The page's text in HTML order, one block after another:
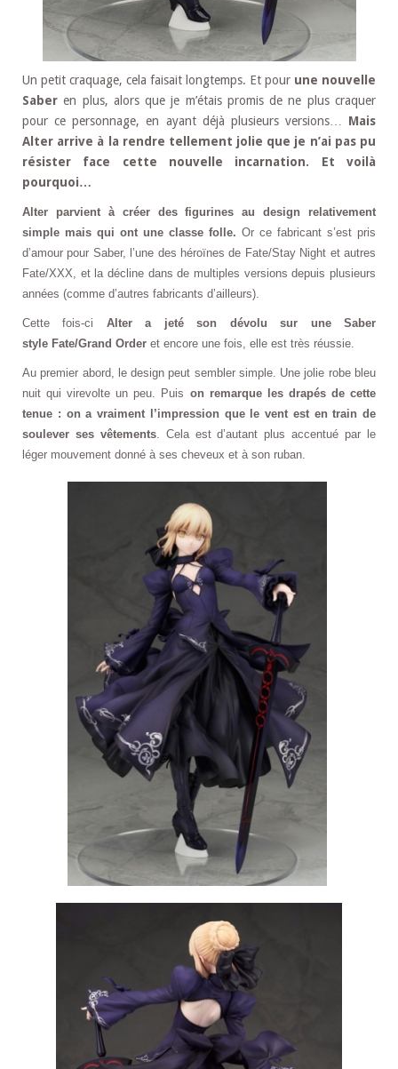
Un petit craquage, cela faisait longtemps. Et pour une nouvelle
Saber en plus, alors que je m’étais promis de ne plus craquer
pour ce personnage, en ayant déjà plusieurs versions… Mais
Alter arrive à la rendre tellement jolie que je n’ai pas pu
résister face cette nouvelle incarnation. Et voilà
pourquoi…
Alter parvient à créer des figurines au design relativement
simple mais qui ont une classe folle. Or ce fabricant s’est pris
d’amour pour Saber, l’une des héroïnes de Fate/Stay Night et autres
Fate/XXX, et la décline dans de multiples versions depuis plusieurs
années (comme d’autres fabricants d’ailleurs).
Cette fois-ci Alter a jeté son dévolu sur une Saber
style Fate/Grand Order et encore une fois, elle est très réussie.
Au premier abord, le design peut sembler simple. Une jolie robe bleu
nuit qui virevolte un peu. Puis on remarque les drapés de cette
tenue : on a vraiment l’impression que le vent est en train de
soulever ses vêtements. Cela est d’autant plus accentué par le
léger mouvement donné à ses cheveux et à son ruban.